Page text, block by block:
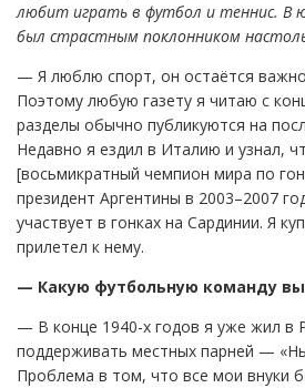
любит играть в футбол и теннис. В
был страстным поклонником
— Я люблю спорт, он остаётся
Поэтому любую газету я читаю с
разделы обычно публикуются на
Недавно я ездил в Италию и узнал,
[восьмикратный чемпион мира по
президент Аргентины в 2003–2007
участвует в гонках на Сардинии. Я
прилетел к нему.
— Какую футбольную команду
— В конце 1940-х годов я уже жил в
поддерживать местных парней —
Проблема в том, что все мои внуки